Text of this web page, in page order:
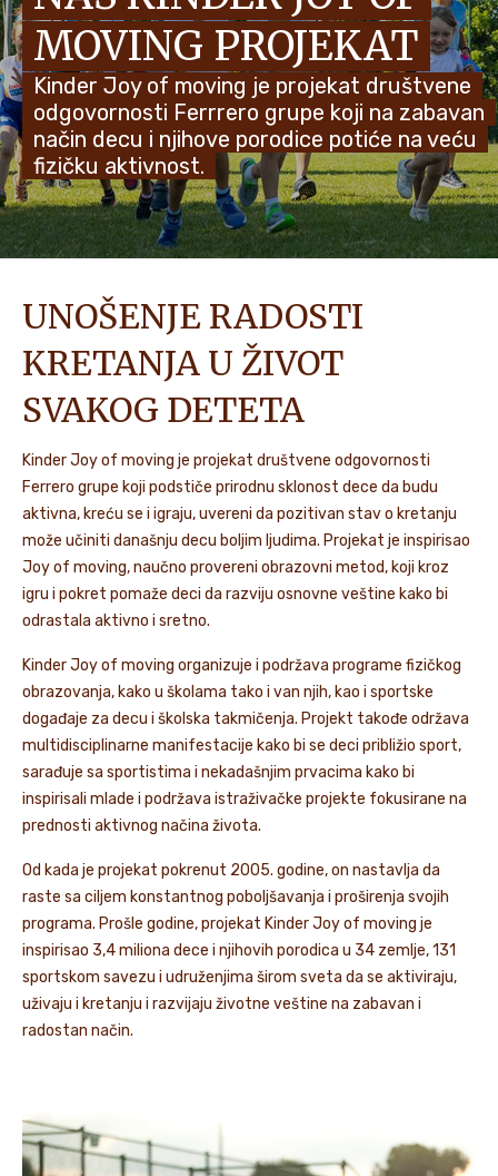
NOVOSTI I PRIČE
MOVING PROJEKAT
Kinder Joy of moving je projekat društvene
odgovornosti Ferrrero grupe koji na zabavan
način decu i njihove porodice potiće na veću
fizičku aktivnost.
UNOŠENJE RADOSTI
KRETANJA U ŽIVOT
SVAKOG DETETA
Kinder Joy of moving je projekat društvene odgovornosti
Ferrero grupe koji podstiče prirodnu sklonost dece da budu
aktivna, kreću se i igraju, uvereni da pozitivan stav o kretanju
može učiniti današnju decu boljim ljudima. Projekat je inspirisao
Joy of moving, naučno provereni obrazovni metod, koji kroz
igru i pokret pomaže deci da razviju osnovne veštine kako bi
odrastala aktivno i sretno.
Kinder Joy of moving organizuje i podržava programe fizičkog
obrazovanja, kako u školama tako i van njih, kao i sportske
događaje za decu i školska takmičenja. Projekt takođe održava
multidisciplinarne manifestacije kako bi se deci približio sport,
sarađuje sa sportistima i nekadašnjim prvacima kako bi
inspirisali mlade i podržava istraživačke projekte fokusirane na
prednosti aktivnog načina života.
Od kada je projekat pokrenut 2005. godine, on nastavlja da
raste sa ciljem konstantnog poboljšavanja i proširenja svojih
programa. Prošle godine, projekat Kinder Joy of moving je
inspirisao 3,4 miliona dece i njihovih porodica u 34 zemlje, 131
sportskom savezu i udruženjima širom sveta da se aktiviraju,
uživaju i kretanju i razvijaju životne veštine na zabavan i
radostan način.